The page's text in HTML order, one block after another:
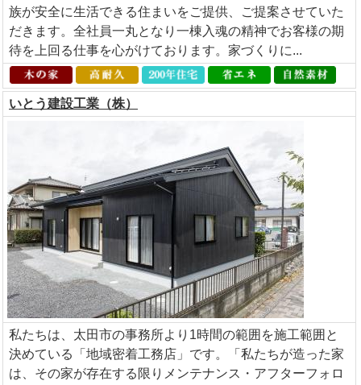
族が安全に生活できる住まいをご提供、ご提案させていた
だきます。全社員一丸となり一棟入魂の精神でお客様の期
待を上回る仕事を心がけております。家づくりに...
いとう建設工業（株）
私たちは、太田市の事務所より1時間の範囲を施工範囲と
決めている「地域密着工務店」です。「私たちが造った家
は、その家が存在する限りメンテナンス・アフターフォロ